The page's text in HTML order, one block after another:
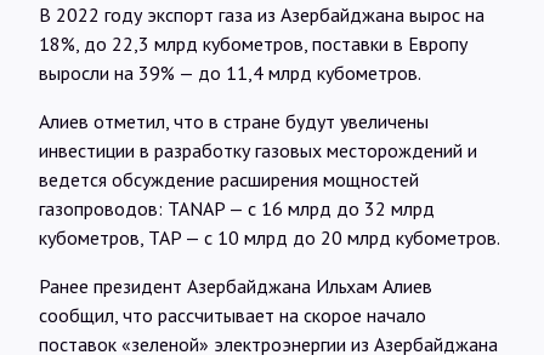
В 2022 году экспорт газа из Азербайджана вырос на
18%, до 22,3 млрд кубометров, поставки в Европу
выросли на 39% — до 11,4 млрд кубометров.
Алиев отметил, что в стране будут увеличены
инвестиции в разработку газовых месторождений и
ведется обсуждение расширения мощностей
газопроводов: TANAP — с 16 млрд до 32 млрд
кубометров, TAP — с 10 млрд до 20 млрд кубометров.
Ранее президент Азербайджана Ильхам Алиев
сообщил, что рассчитывает на скорое начало
поставок «зеленой» электроэнергии из Азербайджана